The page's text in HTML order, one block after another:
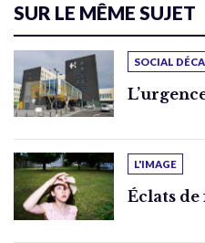
SUR LE MÊME SUJET
SOCIAL
L'IMAGE
Éclats